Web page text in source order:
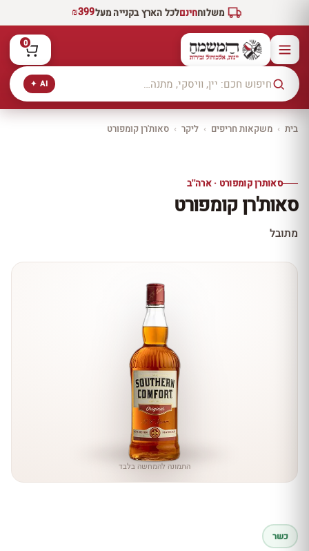
משלוחחינםלכל הארץ בקנייה מעל₪399
AI ✦
0
בית › משקאות חריפים › ליקר › סאות'רן קומפורט
10% הנחה
כל יינות היקב —
עכשיו ב-10% הנחה
סאותרן קומפורט · ארה''ב
סאות'רן קומפורט
מתובל
התמונה להמחשה בלבד
כשר